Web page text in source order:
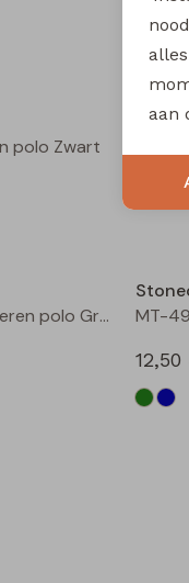
17,50
polo Zwart
MT-49353A Z10433 heren polo Groen donker
12,50
aan